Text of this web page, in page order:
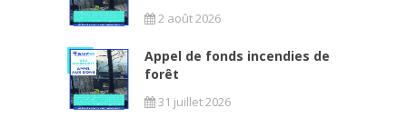
2 août 2026
Appel de fonds incendies de
forêt
31 juillet 2026